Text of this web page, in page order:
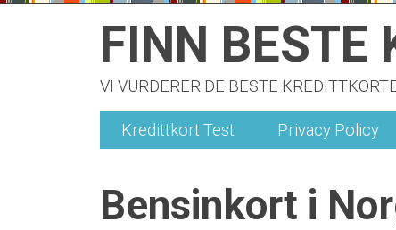
FINN BESTE
VI VURDERER DE BESTE
Kredittkort Test Privacy Policy
Bensinkort i